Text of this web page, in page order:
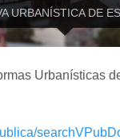
URBANÍSTICA DE
Urbanísticas